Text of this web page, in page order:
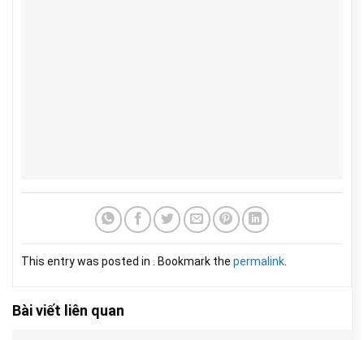
This entry was posted in . Bookmark the permalink
Bài viết liên quan